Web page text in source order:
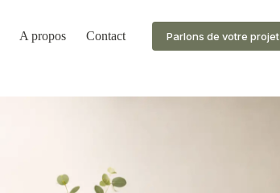
A propos Contact Parlons de votre projet